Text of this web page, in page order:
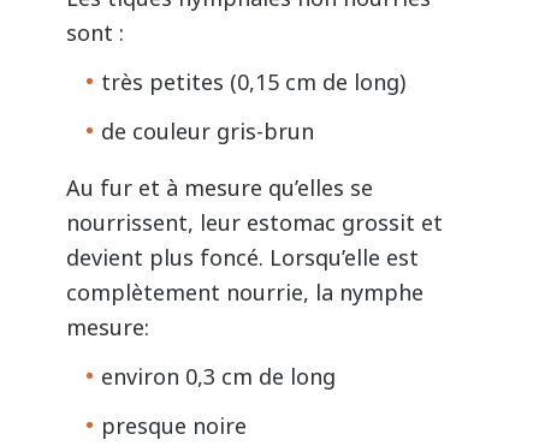
sont :
très petites (0,15 cm de long)
de couleur gris-brun
Au fur et à mesure qu’elles se
nourrissent, leur estomac grossit et
devient plus foncé. Lorsqu’elle est
complètement nourrie, la nymphe
mesure:
environ 0,3 cm de long
presque noire